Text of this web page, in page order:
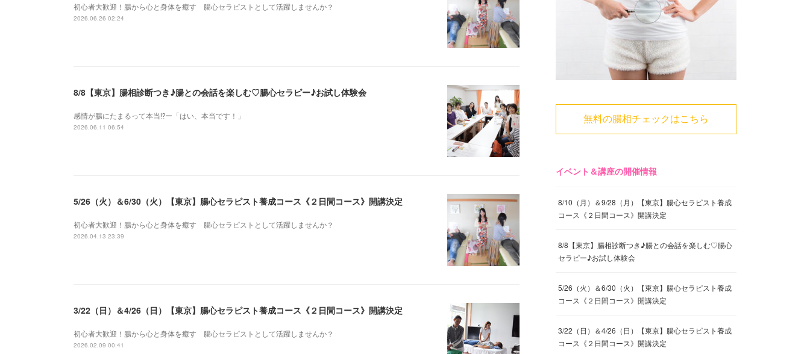
初心者大歓迎！腸から心と身体を癒す 腸心セラピストとして活躍しませんか？
2026.06.26 02:24
8/8【東京】腸相診断つき♪腸との会話を楽しむ♡腸心セラピー♪お試し体験会
感情が腸にたまるって本当⁉️ー「はい、本当です！」
2026.06.11 06:54
5/26（火）＆6/30（火）【東京】腸心セラピスト養成コース《２日間コース》開講決定
初心者大歓迎！腸から心と身体を癒す 腸心セラピストとして活躍しませんか？
2026.04.13 23:39
3/22（日）＆4/26（日）【東京】腸心セラピスト養成コース《２日間コース》開講決定
初心者大歓迎！腸から心と身体を癒す 腸心セラピストとして活躍しませんか？
2026.02.09 00:41
無料の腸相チェックはこちら
イベント＆講座の開催情報
8/10（月）＆9/28（月）【東京】腸心セラピスト養成
コース《２日間コース》開講決定
8/8【東京】腸相診断つき♪腸との会話を楽しむ♡腸心
セラピー♪お試し体験会
5/26（火）＆6/30（火）【東京】腸心セラピスト養成
コース《２日間コース》開講決定
3/22（日）＆4/26（日）【東京】腸心セラピスト養成
コース《２日間コース》開講決定